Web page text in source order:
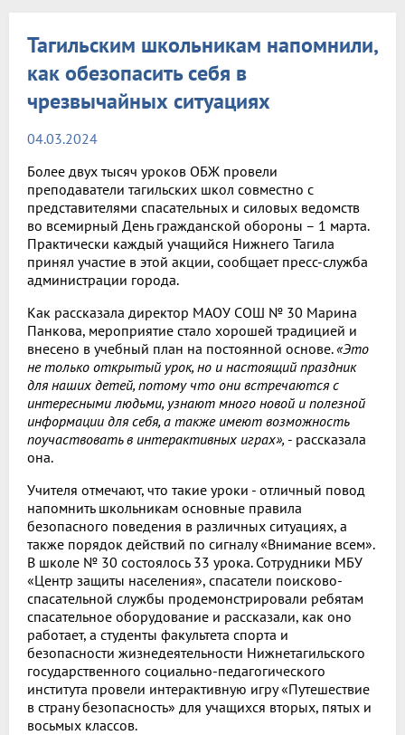
Тагильским школьникам напомнили,
как обезопасить себя в
чрезвычайных ситуациях
04.03.2024
Более двух тысяч уроков ОБЖ провели
преподаватели тагильских школ совместно с
представителями спасательных и силовых ведомств
во всемирный День гражданской обороны – 1 марта.
Практически каждый учащийся Нижнего Тагила
принял участие в этой акции, сообщает пресс-служба
администрации города.
Как рассказала директор МАОУ СОШ № 30 Марина
Панкова, мероприятие стало хорошей традицией и
внесено в учебный план на постоянной основе.«Это
не только открытый урок, но и настоящий праздник
для наших детей, потому что они встречаются с
интересными людьми, узнают много новой и полезной
информации для себя, а также имеют возможность
поучаствовать в интерактивных играх», - рассказала
она.
Учителя отмечают, что такие уроки - отличный повод
напомнить школьникам основные правила
безопасного поведения в различных ситуациях, а
также порядок действий по сигналу «Внимание всем».
В школе № 30 состоялось 33 урока. Сотрудники МБУ
«Центр защиты населения», спасатели поисково-
спасательной службы продемонстрировали ребятам
спасательное оборудование и рассказали, как оно
работает, а студенты факультета спорта и
безопасности жизнедеятельности Нижнетагильского
государственного социально-педагогического
института провели интерактивную игру «Путешествие
в страну безопасность» для учащихся вторых, пятых и
восьмых классов.